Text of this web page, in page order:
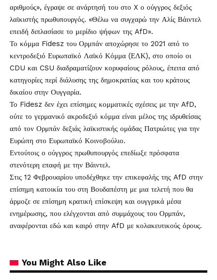
αριθμούς», έγραψε σε ανάρτησή του στο X ο ούγγρος δεξιός
λαϊκιστής πρωθυπουργός. «Θέλω να συγχαρώ την Αλίς Βάιντελ
επειδή διπλασίασε το μερίδιο ψήφων της AfD».
Το κόμμα Fidesz του Ορμπάν αποχώρησε το 2021 από το
κεντροδεξιό Ευρωπαϊκό Λαϊκό Κόμμα (ΕΛΚ), στο οποίο οι
CDU και CSU διαδραματίζουν κορυφαίους ρόλους, έπειτα από
κατηγορίες περί διάλυσης της δημοκρατίας και του κράτους
δικαίου στην Ουγγαρία.
Το Fidesz δεν έχει επίσημες κομματικές σχέσεις με την AfD,
ούτε το γερμανικό ακροδεξιό κόμμα είναι μέλος της ιδρυθείσας
από τον Ορμπάν δεξιάς λαϊκιστικής ομάδας Πατριώτες για την
Ευρώπη στο Ευρωπαϊκό Κοινοβούλιο.
Εντούτοις ο ούγγρος πρωθυπουργός επεδίωξε πρόσφατα
στενότερη επαφή με την Βάιντελ.
Στις 12 Φεβρουαρίου υποδέχθηκε την επικεφαλής της AfD στην
επίσημη κατοικία του στη Βουδαπέστη με μια τελετή που θα
άρμοζε σε επίσημη κρατική επίσκεψη και ουγγρικά μέσα
ενημέρωσης, που ελέγχονται από συμμάχους του Ορμπάν,
αναφέρονται εδώ και καιρό στην AfD με κολακευτικούς όρους.
You Might Also Like